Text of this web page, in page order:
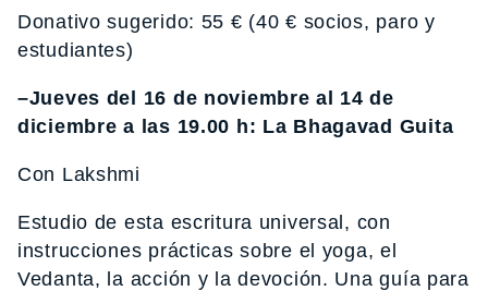
Donativo sugerido: 55 € (40 € socios, paro y
estudiantes)
–Jueves del 16 de noviembre al 14 de
diciembre a las 19.00 h: La Bhagavad Guita
Con Lakshmi
Estudio de esta escritura universal, con
instrucciones prácticas sobre el yoga, el
Vedanta, la acción y la devoción. Una guía para